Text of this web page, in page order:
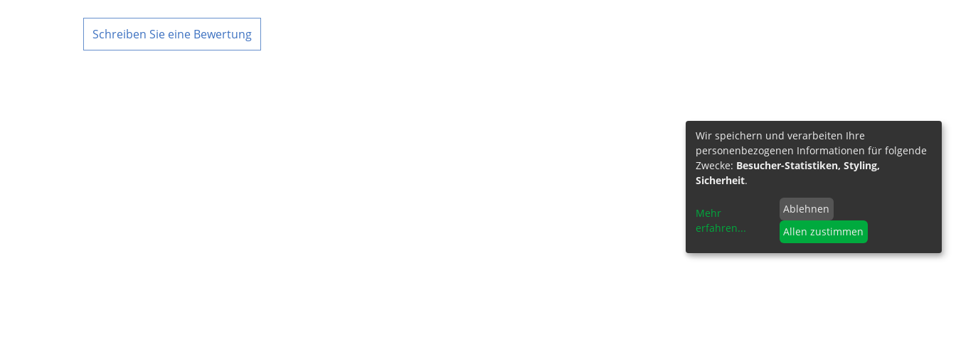
Schreiben Sie eine Bewertung
Wir speichern und verarbeiten Ihre
personenbezogenen Informationen für folgende
Zwecke: Besucher-Statistiken, Styling,
Sicherheit.
Mehr
erfahren...
Ablehnen
Allen zustimmen